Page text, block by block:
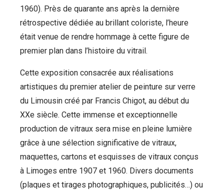
1960). Près de quarante ans après la dernière
rétrospective dédiée au brillant coloriste, l’heure
était venue de rendre hommage à cette figure de
premier plan dans l’histoire du vitrail.
Cette exposition consacrée aux réalisations
artistiques du premier atelier de peinture sur verre
du Limousin créé par Francis Chigot, au début du
XXe siècle. Cette immense et exceptionnelle
production de vitraux sera mise en pleine lumière
grâce à une sélection significative de vitraux,
maquettes, cartons et esquisses de vitraux conçus
à Limoges entre 1907 et 1960. Divers documents
(plaques et tirages photographiques, publicités…) ou